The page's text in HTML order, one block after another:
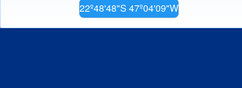
22º48'48"S 47º04'09"W